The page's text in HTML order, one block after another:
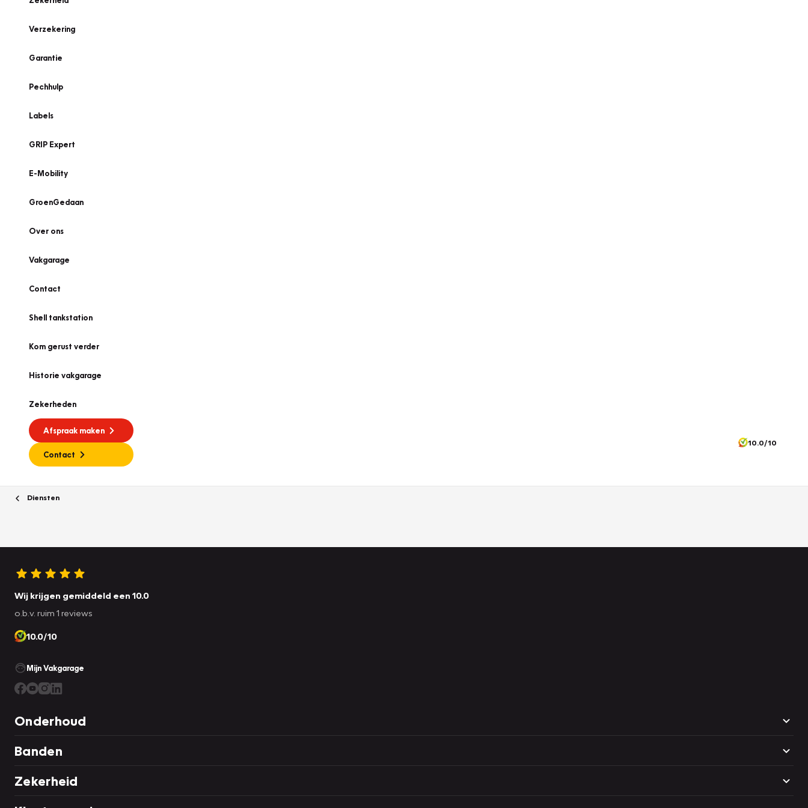
Verzekering
Garantie
Pechhulp
Labels
GRIP Expert
E-Mobility
GroenGedaan
Over ons
Vakgarage
Contact
Shell tankstation
Kom gerust verder
Historie vakgarage
Zekerheden
Afspraak maken
Contact
10.0/10
Diensten
Wij krijgen gemiddeld een 10.0
o.b.v. ruim 1 reviews
10.0/10
Mijn Vakgarage
Onderhoud
Banden
Zekerheid